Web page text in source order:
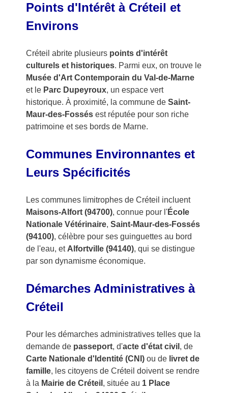
Points d'Intérêt à Créteil et
Environs
Créteil abrite plusieurs points d'intérêt
culturels et historiques. Parmi eux, on trouve le
Musée d'Art Contemporain du Val-de-Marne
et le Parc Dupeyroux, un espace vert
historique. À proximité, la commune de Saint-
Maur-des-Fossésest réputée pour son riche
patrimoine et ses bords de Marne.
Communes Environnantes et
Leurs Spécificités
Les communes limitrophes de Créteil incluent
Maisons-Alfort (94700), connue pour l'École
Nationale Vétérinaire, Saint-Maur-des-Fossés
(94100), célèbre pour ses guinguettes au bord
de l'eau, et Alfortville (94140), qui se distingue
par son dynamisme économique.
Démarches Administratives à
Créteil
Pour les démarches administratives telles que la
demande de passeport, d'acte d'état civil , de
Carte Nationale d'Identité (CNI)ou de livret de
famille, les citoyens de Créteil doivent se rendre
à la Mairie de Créteil , située au 1 Place